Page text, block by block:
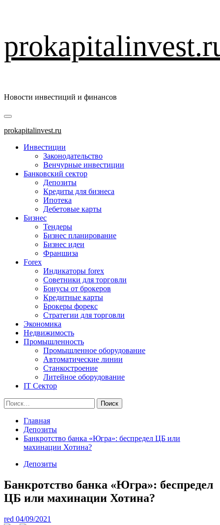
к
содержимому
Новости инвестиций и финансов
Основное
меню
prokapitalinvest.ru
Инвестиции
Законодательство
Венчурные инвестиции
Банковский сектор
Депозиты
Кредиты для бизнеса
Ипотека
Дебетовые карты
Бизнес
Тендеры
Бизнес планирование
Бизнес идеи
Франшиза
Forex
Индикаторы forex
Советники для торговли
Бонусы от брокеров
Кредитные карты
Брокеры форекс
Стратегии для торговли
Экономика
Недвижимость
Промышленность
Промышленное оборудование
Автоматические линии
Станкостроение
Литейное оборудование
IT Сектор
Найти:
Главная
Депозиты
Банкротство банка «Югра»: беспредел ЦБ или
махинации Хотина?
Депозиты
Банкротство банка «Югра»: беспредел
ЦБ или махинации Хотина?
red 04/09/2021